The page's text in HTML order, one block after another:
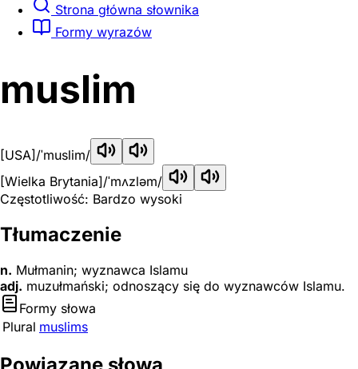
Strona główna słownika
Formy wyrazów
muslim
[USA] /ˈmuslim/
[Wielka Brytania]/ˈmʌzləm/
Częstotliwość: Bardzo wysoki
Tłumaczenie
n. Mułmanin; wyznawca Islamu
adj. muzułmański; odnoszący się do wyznawców Islamu.
Formy słowa
Plural muslims